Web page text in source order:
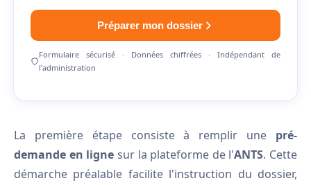
Préparer mon dossier
Formulaire sécurisé · Données chiffrées · Indépendant de
l'administration
La première étape consiste à remplir une pré-
demande en ligne sur la plateforme de l'ANTS. Cette
démarche préalable facilite l'instruction du dossier,